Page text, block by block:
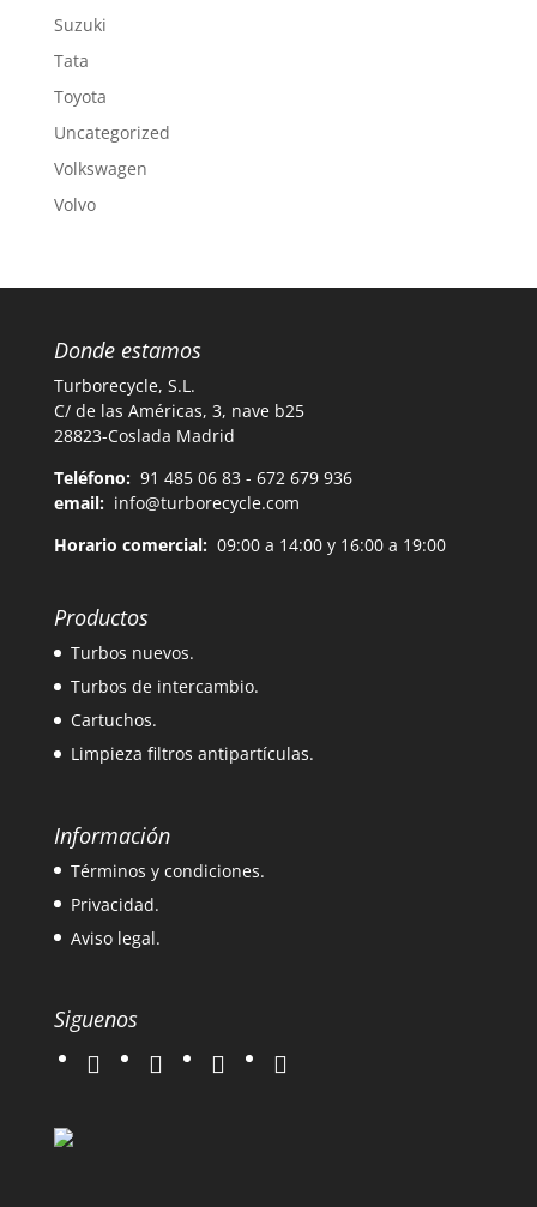
Suzuki
Tata
Toyota
Uncategorized
Volkswagen
Volvo
Donde estamos
Turborecycle, S.L.
C/ de las Américas, 3, nave b25
28823-Coslada Madrid
Teléfono: 91 485 06 83 - 672 679 936
email: info@turborecycle.com
Horario comercial:09:00 a 14:00 y 16:00 a 19:00
Productos
Turbos nuevos.
Turbos de intercambio.
Cartuchos.
Limpieza filtros antipartículas.
Información
Términos y condiciones.
Privacidad.
Aviso legal.
Siguenos
twitter instagramfacebook google